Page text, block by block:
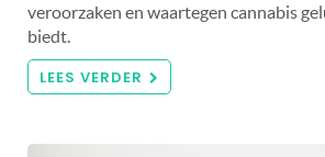
veroorzaken en waartegen cannabis
biedt.
LEES VERDER